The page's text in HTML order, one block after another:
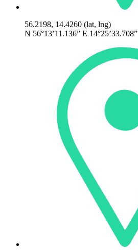
56.2198, 14.4260 (lat, lng)
N 56°13’11.136” E 14°25’33.708”